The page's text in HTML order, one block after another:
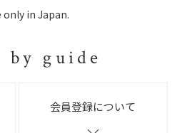
in Japan.
by guide
会員登録について